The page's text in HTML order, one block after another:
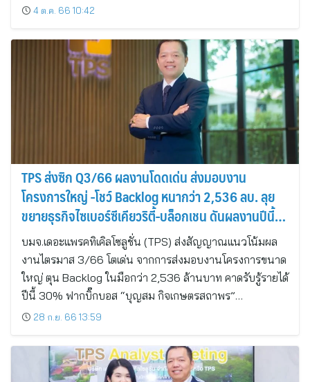
4 ต.ค. 66 10:42
TPS ส่งซิก Q3/66 ผลงานโดดเด่น ส่งมอบงาน
โครงการใหญ่ -โชว์ Backlog หนากว่า 2,536 ลบ. ลุย
ขยายธุรกิจไซเบอร์ซีเคียวริตี้-บล็อกเชน ดันผลงานปีนี้
นิวไฮ
บมจ.เดอะแพรคทิเคิลโซลูชั่น (TPS) ส่งสัญญาณแนวโน้มผล
งานไตรมาส 3/66 โตเด่น จากการส่งมอบงานโครงการขนาด
ใหญ่ ตุน Backlog ในมือกว่า 2,536 ล้านบาท คาดรับรู้รายได้
ปีนี้ 30% ฟากบิ๊กบอส “บุญสม กิจเกษตรสถาพร”…
28 ก.ย. 66 13:59